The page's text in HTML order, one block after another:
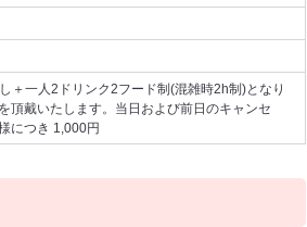
＋一人2ドリンク2フード制(混雑時2h制)となり
頂戴いたします。当日および前日のキャンセ
につき 1,000円